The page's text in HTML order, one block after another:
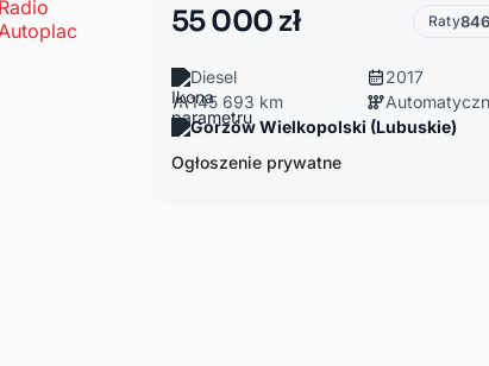
55 000 zł Raty
Diesel
2017
145 693 km
Gorzów Wielkopolski (Lubuskie)
Ogłoszenie prywatne